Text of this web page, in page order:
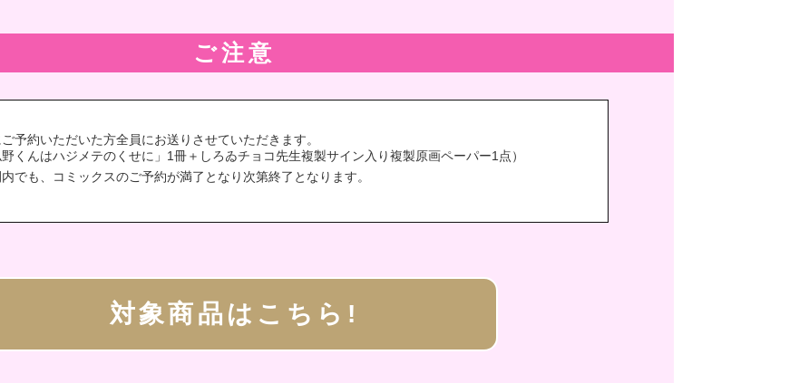
ご注意
予約いただいた方全員にお送りさせていただきます。
野くんはハジメテのくせに」1冊＋しろゐチョコ先生複製サイン入り複製原画ペーパー1点）
でも、コミックスのご予約が満了となり次第終了となります。
対象商品はこちら!